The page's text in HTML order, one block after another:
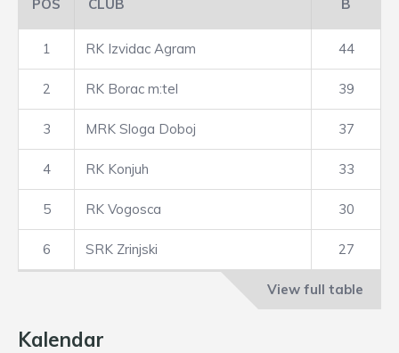
POS CLUB B
1 RK Izvidac Agram 44
2 RK Borac m:tel 39
3 MRK Sloga Doboj 37
4 RK Konjuh 33
5 RK Vogosca 30
6 SRK Zrinjski 27
View full table
Kalendar